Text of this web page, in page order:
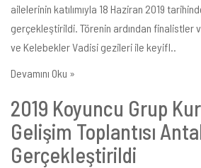
ailelerinin katılımıyla 18 Haziran 2019
gerçekleştirildi. Törenin ardından finalistler
ve Kelebekler Vadisi gezileri ile keyifl..
Devamını Oku »
2019 Koyuncu Grup
Gelişim Toplantısı
Gerçekleştirildi